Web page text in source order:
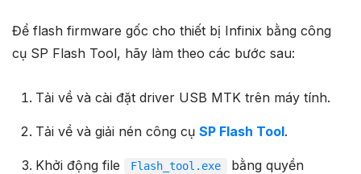
Để flash firmware gốc cho thiết bị Infinix bằng công
cụ SP Flash Tool, hãy làm theo các bước sau:
Tải về và cài đặt driver USB MTK trên máy tính.
Tải về và giải nén công cụ SP Flash Tool.
Khởi động file Flash_tool.exe
bằng quyền